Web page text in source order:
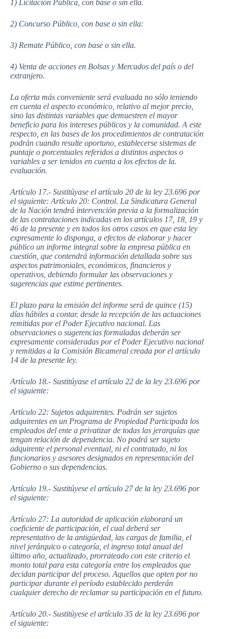
1) Licitación Pública, con base o sin ella.
2) Concurso Público, con base o sin ella:
3) Remate Público, con base o sin ella.
4) Venta de acciones en Bolsas y Mercados del país o del
extranjero.
La oferta más conveniente será evaluada no sólo teniendo
en cuenta el aspecto económico, relativo al mejor precio,
sino las distintas variables que demuestren el mayor
beneficio para los intereses públicos y la comunidad. A este
respecto, en las bases de los procedimientos de contratación
podrán cuando resulte oportuno, establecerse sistemas de
puntaje o porcentuales referidos a distintos aspectos o
variables a ser tenidos en cuenta a los efectos de la.
evaluación.
Artículo 17.- Sustitúyase el artículo 20 de la ley 23.696 por
el siguiente: Artículo 20: Control. La Sindicatura General
de la Nación tendrá intervención previa a la formalización
de las contrataciones indicadas en los artículos 17, 18, 19 y
46 de la presente y en todos los otros casos en que esta ley
expresamente lo disponga, a efectos de elaborar y hacer
público un informe integral sobre la empresa pública en
cuestión, que contendrá información detallada sobre sus
aspectos patrimoniales, económicos, financieros y
operativos, debiendo formular las observaciones y
sugerencias que estime pertinentes.
El plazo para la emisión del informe será de quince (15)
días hábiles a contar. desde la recepción de las actuaciones
remitidas por el Poder Ejecutivo nacional. Las
observaciones o sugerencias formuladas deberán ser
expresamente consideradas por el Poder Ejecutivo nacional
y remitidas a la Comisión Bicameral creada por el artículo
14 de la presente ley.
Artículo 18.- Sustitúyase el artículo 22 de la ley 23.696 por
el siguiente:
Artículo 22: Sujetos adquirentes. Podrán ser sujetos
adquirentes en un Programa de Propiedad Participada los
empleados del ente a privatizar de todas las jerarquías que
tengan relación de dependencia. No podrá ser sujeto
adquirente el personal eventual, ni el contratado, ni los
funcionarios y asesores designados en representación del
Gobierno o sus dependencias.
Artículo 19.- Sustitúyese el artículo 27 de la ley 23.696 por
el siguiente:
Artículo 27: La autoridad de aplicación elaborará un
coeficiente de participación, el cual deberá ser
representativo de la antigüedad, las cargas de familia, el
nivel jerárquico o categoría, el ingreso total anual del
último año, actualizado, prorrateado con este criterio el
monto total para esta categoría entre los empleados que
decidan participar del proceso. Aquellos que opten por no
participar durante el período establecido perderán
cualquier derecho de reclamar su participación en el futuro.
Artículo 20.- Sustitúyese el artículo 35 de la ley 23.696 por
el siguiente: